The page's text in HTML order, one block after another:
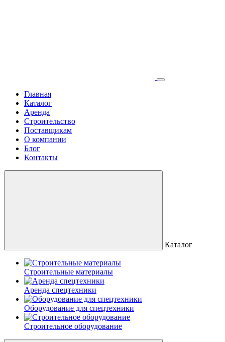
Главная
Каталог
Аренда
Строительство
Поставщикам
О компании
Блог
Контакты
Каталог
Строительные материалы
Аренда спецтехники
Оборудование для спецтехники
Строительное оборудование